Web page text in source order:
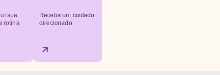
sua
rotina
Receba um cuidado
direcionado